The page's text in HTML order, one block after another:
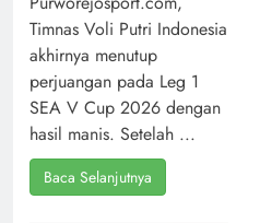
Timnas Voli Putri Indonesia
akhirnya menutup
perjuangan pada Leg 1
SEA V Cup 2026 dengan
hasil manis. Setelah ...
Baca Selanjutnya